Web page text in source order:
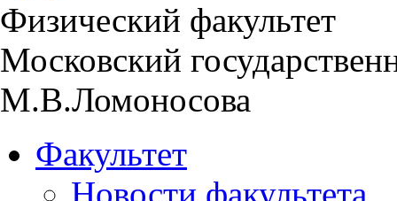
Физический факультет
Московский
М.В.Ломоносова
Факультет